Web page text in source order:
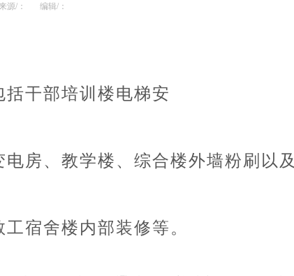
来源/： 编辑/：
括干部培训楼电梯安
电房、教学楼、综合楼外墙粉刷以及
宿舍楼内部装修等。